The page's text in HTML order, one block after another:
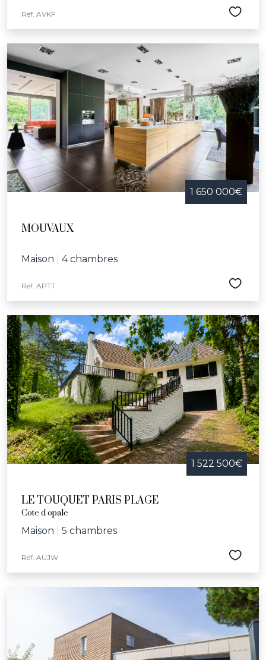
Réf. AVKF
1 650 000€
MOUVAUX
Maison 4 chambres
Réf. APTT
1 522 500€
LE TOUQUET PARIS PLAGE
Cote d opale
Maison 5 chambres
Réf. AUJW